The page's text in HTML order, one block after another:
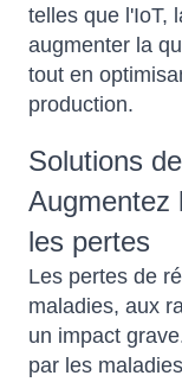
telles que l'IoT,
augmenter la
tout en
production.
Solutions
Augmentez
les pertes
Les pertes de
maladies, aux
un impact
par les